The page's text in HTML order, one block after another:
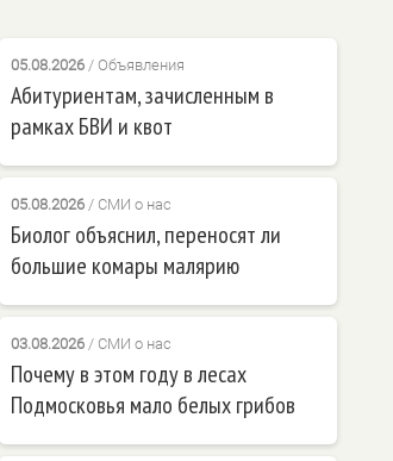
05.08.2026/ Объявления
Абитуриентам, зачисленным в
рамках БВИ и квот
05.08.2026/ СМИ о нас
Биолог объяснил, переносят ли
большие комары малярию
03.08.2026/ СМИ о нас
Почему в этом году в лесах
Подмосковья мало белых грибов